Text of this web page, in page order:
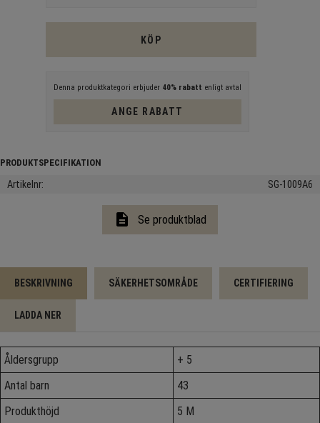
KÖP
Denna produktkategori erbjuder 40% rabatt enligt avtal
ANGE RABATT
Artikelnr SG-1009A6
description Se produktblad
BESKRIVNING SÄKERHETSOMRÅDE CERTIFIERING
LADDA NER
Åldersgrupp
+ 5
Antal barn
43
Produkthöjd
5 M